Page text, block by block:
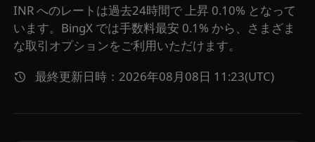
INR へのレートは過去24時間で 上昇 0.10% となって
います。BingX では手数料最安 0.1% から、さまざま
な取引オプションをご利用いただけます。
最終更新日時：2026年08月08日 11:23(UTC)